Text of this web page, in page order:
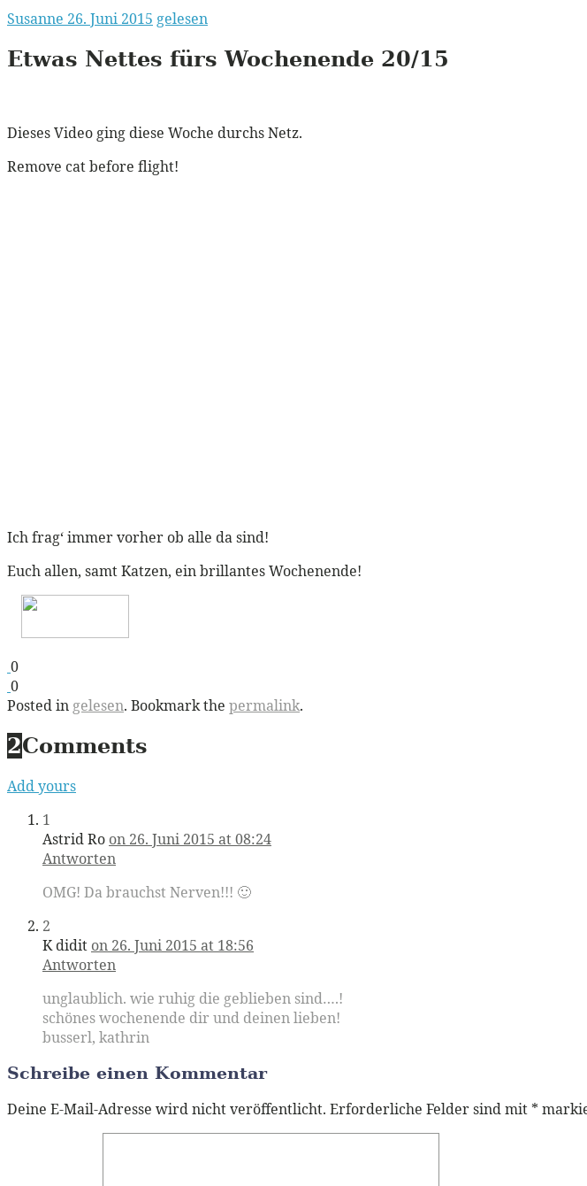
Susanne 26. Juni 2015 gelesen
Etwas Nettes fürs Wochenende 20/15
Dieses Video ging diese Woche durchs Netz.
Remove cat before flight!
Ich frag‘ immer vorher ob alle da sind!
Euch allen, samt Katzen, ein brillantes Wochenende!
0
0
Posted in gelesen. Bookmark the permalink.
2Comments
Add yours
1
Astrid Ro on 26. Juni 2015 at 08:24
Antworten
OMG! Da brauchst Nerven!!! 🙂
2
K didit on 26. Juni 2015 at 18:56
Antworten
unglaublich. wie ruhig die geblieben sind….!
schönes wochenende dir und deinen lieben!
busserl, kathrin
Schreibe einen Kommentar
Deine E-Mail-Adresse wird nicht veröffentlicht. Erforderliche Felder sind mit *